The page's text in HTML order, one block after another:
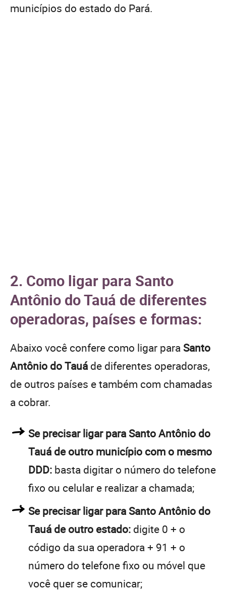
municípios do estado do Pará.
2. Como ligar para Santo
Antônio do Tauá de diferentes
operadoras, países e formas:
Abaixo você confere como ligar para Santo
Antônio do Tauá de diferentes operadoras,
de outros países e também com chamadas
a cobrar.
Se precisar ligar para Santo Antônio do
Tauá de outro município com o mesmo
DDD: basta digitar o número do telefone
fixo ou celular e realizar a chamada;
Se precisar ligar para Santo Antônio do
Tauá de outro estado: digite 0 + o
código da sua operadora + 91 + o
número do telefone fixo ou móvel que
você quer se comunicar;